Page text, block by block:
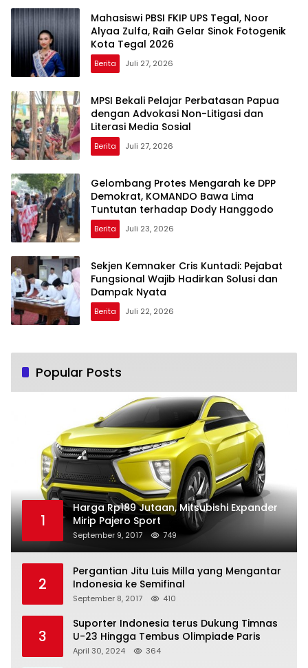
Mahasiswi PBSI FKIP UPS Tegal, Noor
Alyaa Zulfa, Raih Gelar Sinok Fotogenik
Kota Tegal 2026
Berita Juli 27, 2026
MPSI Bekali Pelajar Perbatasan Papua
dengan Advokasi Non-Litigasi dan
Literasi Media Sosial
Berita Juli 27, 2026
Gelombang Protes Mengarah ke DPP
Demokrat, KOMANDO Bawa Lima
Tuntutan terhadap Dody Hanggodo
Berita Juli 23, 2026
Sekjen Kemnaker Cris Kuntadi: Pejabat
Fungsional Wajib Hadirkan Solusi dan
Dampak Nyata
Berita Juli 22, 2026
Popular Posts
1
Harga Rp189 Jutaan, Mitsubishi Expander
Mirip Pajero Sport
September 9, 2017 749
2
Pergantian Jitu Luis Milla yang Mengantar
Indonesia ke Semifinal
September 8, 2017 410
3
Suporter Indonesia terus Dukung Timnas
U-23 Hingga Tembus Olimpiade Paris
April 30, 2024 364